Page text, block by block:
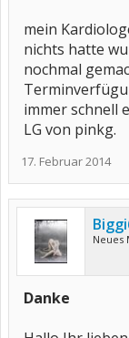
mein
nichts hatte
nochmal
immer schnell
LG von pinkg.
17. Februar 2014
Neues
Danke